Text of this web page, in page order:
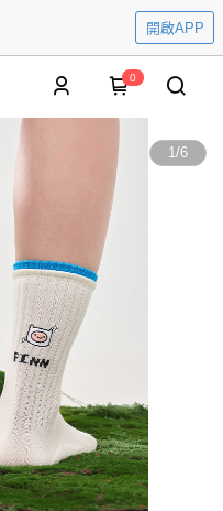
開啟APP
0
1/6